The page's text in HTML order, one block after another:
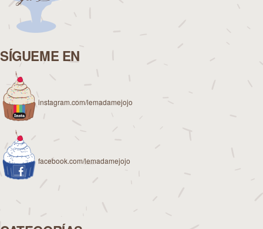
SÍGUEME EN
instagram.com/lemadamejojo
facebook.com/lemadamejojo